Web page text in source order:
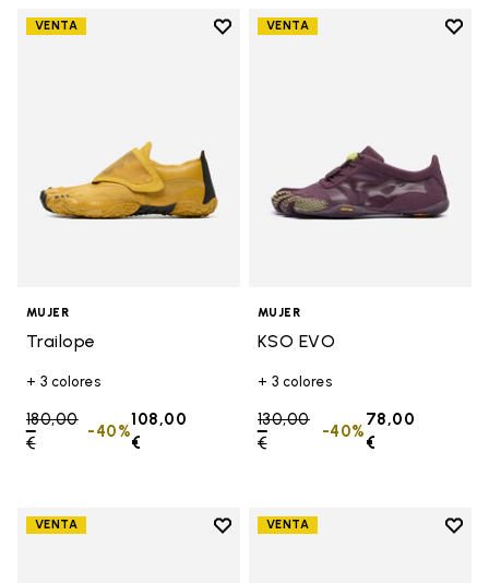
VENTA
Add to wishlist
MUJER
Trailope
+ 3 colores
Price reduced from
180,00
€to
108,00
€
-40%
VENTA
Add
MUJER
KSO EVO
+ 3 colores
Price reduced from
130,00
€to
78,00
€
-40%
VENTA
Add to wishlist
VENTA
Add